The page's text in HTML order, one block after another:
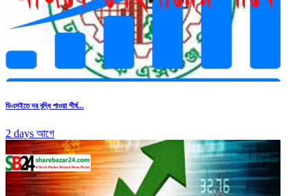
ডিএসইতে দর বৃদ্ধি পাওয়া শীর্ষ...
2 days আগে